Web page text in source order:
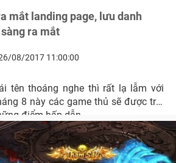
mắt landing page, lưu danh
ra mắt
08/2017 11:00:00
tên thoáng nghe thì rất lạ lẫm với
8 này các game thủ sẽ được trải
điểm hấp dẫn.